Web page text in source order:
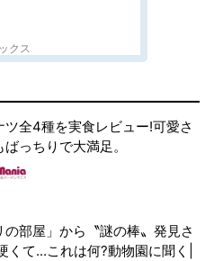
クス
ツ全4種を実食レビュー!可愛さ
っちりで大満足。
の部屋」から〝謎の棒〟発見さ
くて...これは何?動物園に聞く|